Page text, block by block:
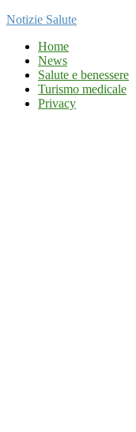
Notizie Salute
Home
News
Salute e benessere
Turismo medicale
Privacy